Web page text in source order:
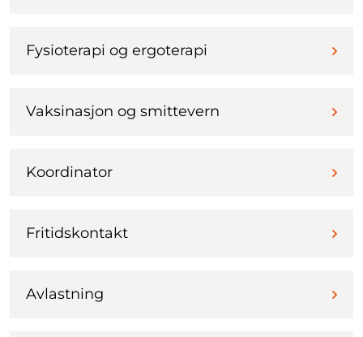
Fysioterapi og ergoterapi
Vaksinasjon og smittevern
Koordinator
Fritidskontakt
Avlastning